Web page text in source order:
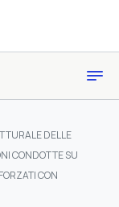
DELLE
CONDOTTE SU
CON